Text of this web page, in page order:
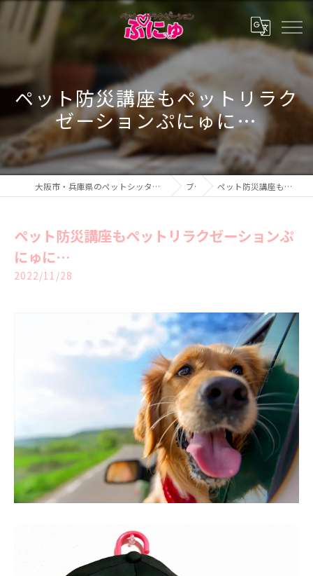
ペット防災講座もペットリラク
ゼーションぷにゅに…
大阪市・兵庫県のペットシッター・ペットホテル・ペットリラクゼーション ぷにゅ ブログ ペット防災講座もペットリラクゼーションぷにゅに…
ペット防災講座もペットリラクゼーションぷ
にゅに…
2022/11/28